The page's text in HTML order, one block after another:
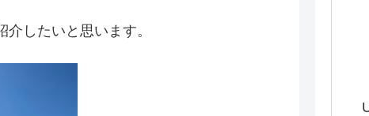
したいと思います。